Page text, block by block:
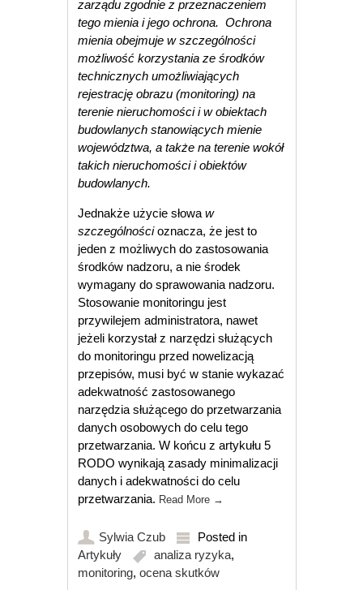
zarządu zgodnie z przeznaczeniem
tego mienia i jego ochrona. Ochrona
mienia obejmuje w szczególności
możliwość korzystania ze środków
technicznych umożliwiających
rejestrację obrazu (monitoring) na
terenie nieruchomości i w obiektach
budowlanych stanowiących mienie
województwa, a także na terenie wokół
takich nieruchomości i obiektów
budowlanych.
Jednakże użycie słowaw
szczególnościoznacza, że jest to
jeden z możliwych do zastosowania
środków nadzoru, a nie środek
wymagany do sprawowania nadzoru.
Stosowanie monitoringu jest
przywilejem administratora, nawet
jeżeli korzystał z narzędzi służących
do monitoringu przed nowelizacją
przepisów, musi być w stanie wykazać
adekwatność zastosowanego
narzędzia służącego do przetwarzania
danych osobowych do celu tego
przetwarzania. W końcu z artykułu 5
RODO wynikają zasady minimalizacji
danych i adekwatności do celu
przetwarzania. Read More →
Sylwia Czub
Posted in
Artykuły
analiza ryzyka,
monitoring,ocena skutków